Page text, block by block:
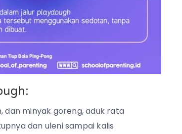
dan minyak goreng, aduk rata
dan uleni sampai kalis